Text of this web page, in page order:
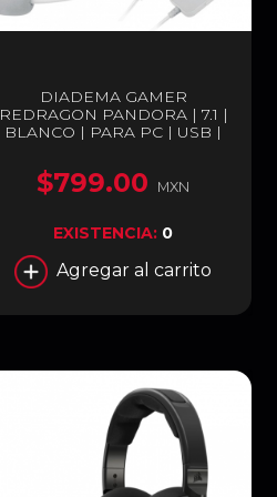
DIADEMA GAMER
REDRAGON PANDORA | 7.1 |
BLANCO | PARA PC | USB |
$799.00 MXN
EXISTENCIA: 0
Agregar al carrito